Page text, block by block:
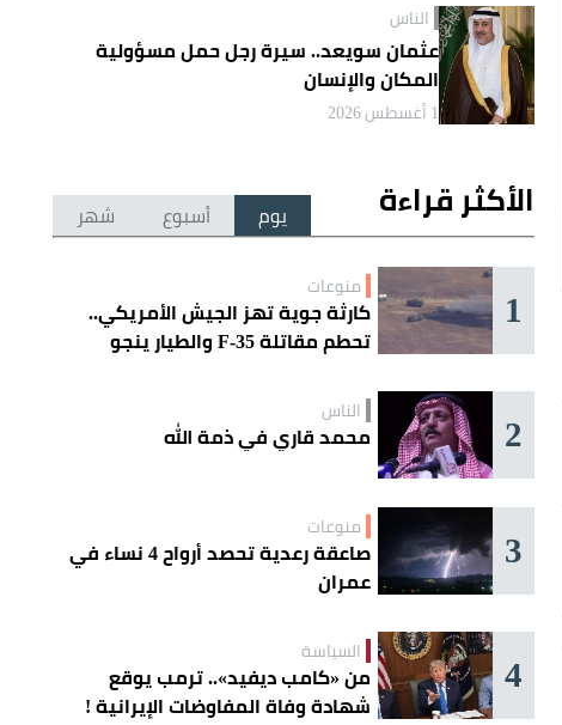
الناس
عثمان سويعد.. سيرة رجل حمل مسؤولية
المكان والإنسان
1 أغسطس 2026
الأكثر قراءة يوم أسبوع شهر
1 منوعات
كارثة جوية تهز الجيش الأمريكي..
تحطم مقاتلة F-35 والطيار ينجو
2 الناس
محمد قاري في ذمة الله
3 منوعات
صاعقة رعدية تحصد أرواح 4 نساء في
عمران
4 السياسة
من «كامب ديفيد».. ترمب يوقع
شهادة وفاة المفاوضات الإيرانية !